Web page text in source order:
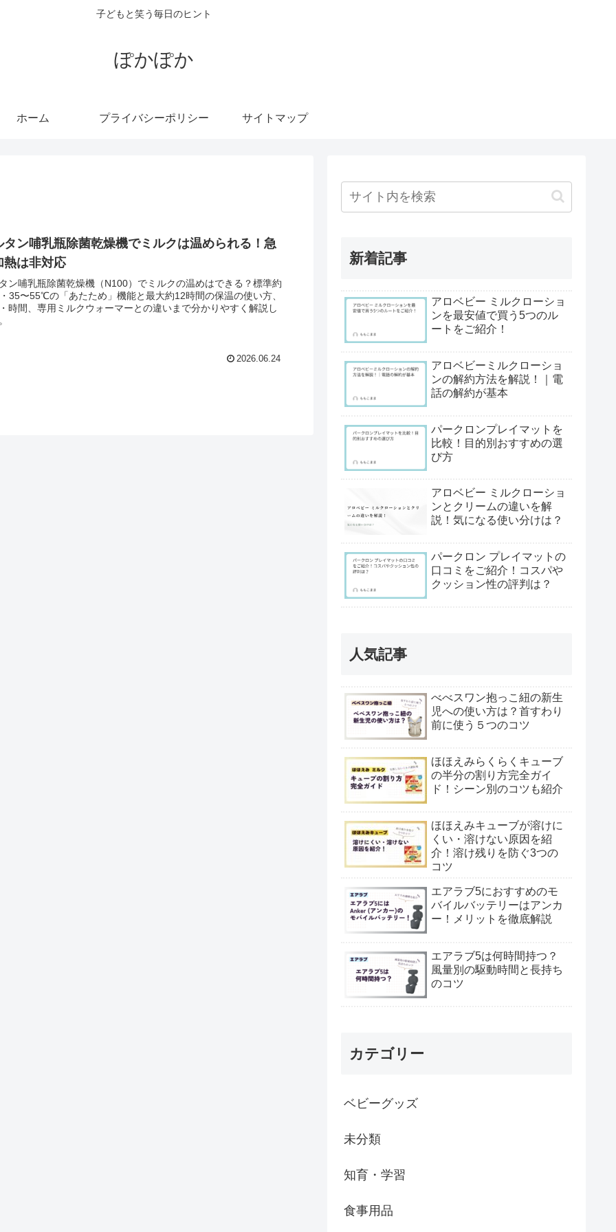
子どもと笑う毎日のヒント
ぽかぽか
ホーム プライバシーポリシー サイトマップ
タン哺乳瓶除菌乾燥機でミルクは温められる！急
熱は非対応
ン哺乳瓶除菌乾燥機（N100）でミルクの温めはできる？標準約
35〜55℃の「あたため」機能と最大約12時間の保温の使い方、
時間、専用ミルクウォーマーとの違いまで分かりやすく解説し
2026.06.24
新着記事
アロベビー ミルクローショ
ンを最安値で買う5つのル
ートをご紹介！
アロベビーミルクローショ
ンの解約方法を解説！｜電
話の解約が基本
パークロンプレイマットを
比較！目的別おすすめの選
び方
アロベビー ミルクローショ
ンとクリームの違いを解
説！気になる使い分けは？
パークロン プレイマットの
口コミをご紹介！コスパや
クッション性の評判は？
人気記事
べべスワン抱っこ紐の新生
児への使い方は？首すわり
前に使う５つのコツ
ほほえみらくらくキューブ
の半分の割り方完全ガイ
ド！シーン別のコツも紹介
ほほえみキューブが溶けに
くい・溶けない原因を紹
介！溶け残りを防ぐ3つの
コツ
エアラブ5におすすめのモ
バイルバッテリーはアンカ
ー！メリットを徹底解説
エアラブ5は何時間持つ？
風量別の駆動時間と長持ち
のコツ
カテゴリー
ベビーグッズ
未分類
知育・学習
食事用品